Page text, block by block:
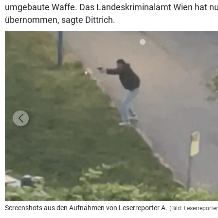
umgebaute Waffe. Das Landeskriminalamt Wien hat
übernommen, sagte Dittrich.
Screenshots aus den Aufnahmen von Leserreporter A. (Bild: